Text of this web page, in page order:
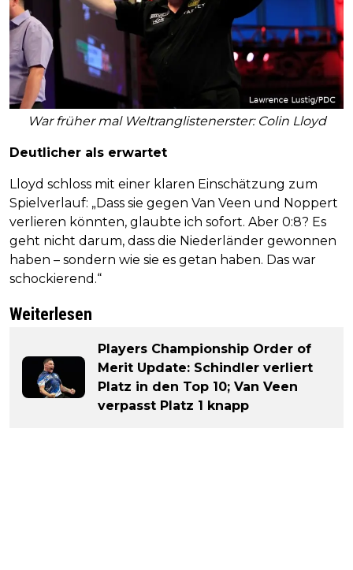
War früher mal Weltranglistenerster: Colin Lloyd
Deutlicher als erwartet
Lloyd schloss mit einer klaren Einschätzung zum
Spielverlauf: „Dass sie gegen Van Veen und Noppert
verlieren könnten, glaubte ich sofort. Aber 0:8? Es
geht nicht darum, dass die Niederländer gewonnen
haben – sondern wie sie es getan haben. Das war
schockierend.“
Weiterlesen
Players Championship Order of
Merit Update: Schindler verliert
Platz in den Top 10; Van Veen
verpasst Platz 1 knapp